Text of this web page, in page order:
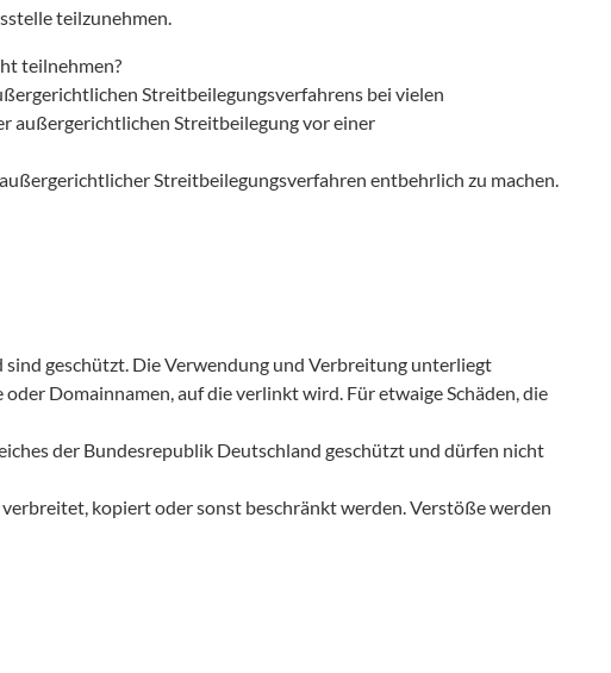
teilzunehmen.
teilnehmen?
Streitbeilegungsverfahrens bei vielen
außergerichtlichen Streitbeilegung vor einer
Streitbeilegungsverfahren entbehrlich zu machen.
geschützt. Die Verwendung und Verbreitung unterliegt
Domainnamen, auf die verlinkt wird. Für etwaige Schäden, die
der Bundesrepublik Deutschland geschützt und dürfen nicht
kopiert oder sonst beschränkt werden. Verstöße werden